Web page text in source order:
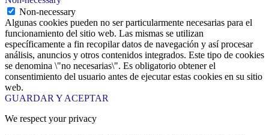
Non-necessary
Algunas cookies pueden no ser particularmente necesarias para el
funcionamiento del sitio web. Las mismas se utilizan
específicamente a fin recopilar datos de navegación y así procesar
análisis, anuncios y otros contenidos integrados. Este tipo de cookies
se denomina \"no necesarias\". Es obligatorio obtener el
consentimiento del usuario antes de ejecutar estas cookies en su sitio
web.
GUARDAR Y ACEPTAR
We respect your privacy